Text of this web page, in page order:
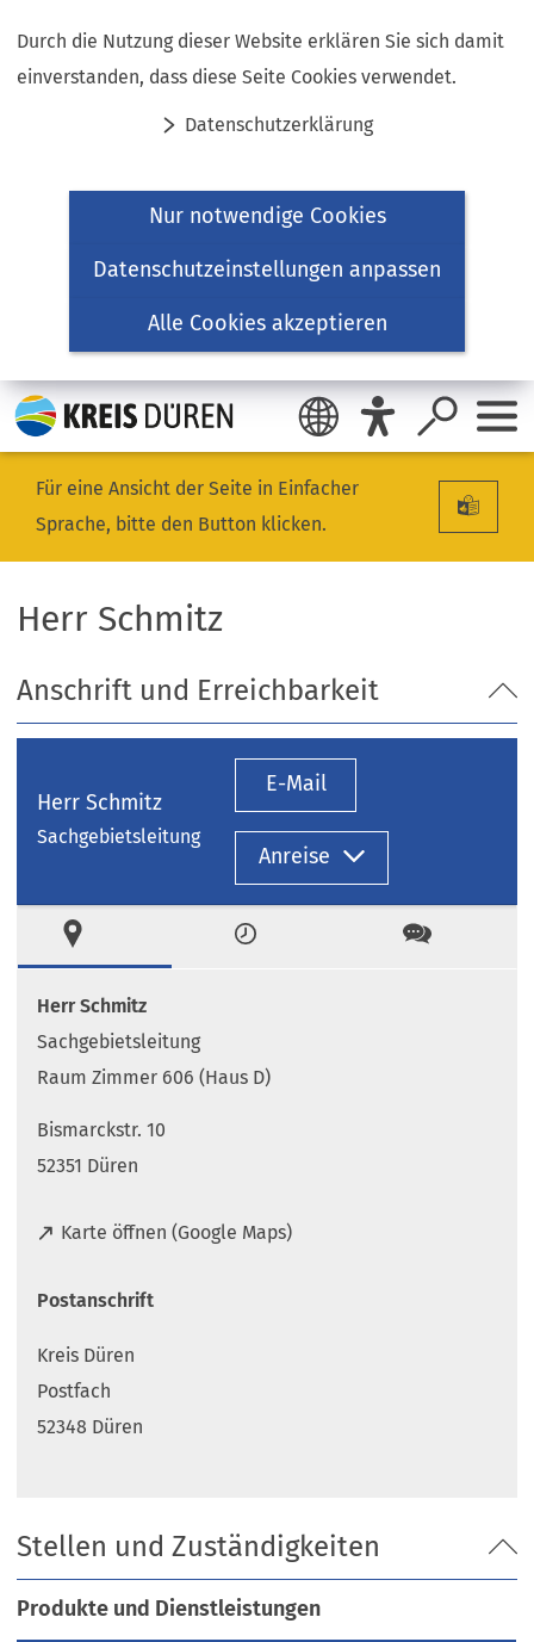
Durch die Nutzung dieser Website erklären Sie sich damit
einverstanden, dass diese Seite Cookies verwendet.
Datenschutzerklärung
Nur notwendige Cookies
Datenschutzeinstellungen anpassen
Alle Cookies akzeptieren
Inhalt anspringen
Für eine Ansicht der Seite in Einfacher
Sprache, bitte den Button klicken.
Herr Schmitz
Anschrift und Erreichbarkeit
Herr Schmitz
Sachgebietsleitung
E-Mail
Anreise
Zeiten Kontakt
Herr Schmitz
Sachgebietsleitung
Raum Zimmer 606 (Haus D)
Bismarckstr. 10
52351 Düren
Karte öffnen (Google Maps)
(
f
e
t
i
e
m
n
Postanschrift
Kreis Düren
Postfach
52348 Düren
Stellen und Zuständigkeiten
Produkte und Dienstleistungen